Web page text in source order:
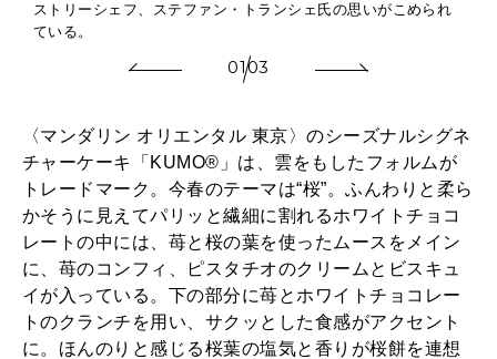
ストリーシェフ、ステファン・トランシェ氏の思いがこめられ
ている。
0103
〈マンダリン オリエンタル 東京〉のシーズナルシグネ
チャーケーキ「KUMO®」は、雲をもしたフォルムが
トレードマーク。今春のテーマは“桜”。ふんわりと柔ら
かそうに見えてパリッと繊細に割れるホワイトチョコ
レートの中には、苺と桜の葉を使ったムースをメイン
に、苺のコンフィ、ピスタチオのクリームとビスキュ
イが入っている。下の部分に苺とホワイトチョコレー
トのクランチを用い、サクッとした食感がアクセント
に。ほんのりと感じる桜葉の塩気と香りが桜餅を連想